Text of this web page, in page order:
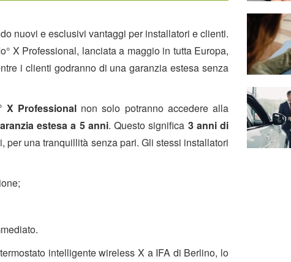
nuovi e esclusivi vantaggi per installatori e clienti.
X Professional, lanciata a maggio in tutta Europa,
i clienti godranno di una garanzia estesa senza
X Professional non solo potranno accedere alla
estesa a 5 anni. Questo significa 3 anni di
per una tranquillità senza pari. Gli stessi installatori
intelligente wireless X a IFA di Berlino, lo